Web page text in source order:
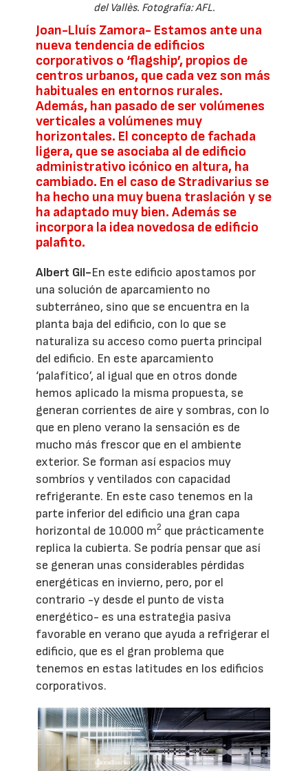
del Vallès. Fotografía: AFL.
Joan-Lluís Zamora- Estamos ante una
nueva tendencia de edificios
corporativos o ‘flagship’, propios de
centros urbanos, que cada vez son más
habituales en entornos rurales.
Además, han pasado de ser volúmenes
verticales a volúmenes muy
horizontales. El concepto de fachada
ligera, que se asociaba al de edificio
administrativo icónico en altura, ha
cambiado. En el caso de Stradivarius se
ha hecho una muy buena traslación y se
ha adaptado muy bien. Además se
incorpora la idea novedosa de edificio
palafito.
Albert Gil-En este edificio apostamos por
una solución de aparcamiento no
subterráneo, sino que se encuentra en la
planta baja del edificio, con lo que se
naturaliza su acceso como puerta principal
del edificio. En este aparcamiento
‘palafítico’, al igual que en otros donde
hemos aplicado la misma propuesta, se
generan corrientes de aire y sombras, con lo
que en pleno verano la sensación es de
mucho más frescor que en el ambiente
exterior. Se forman así espacios muy
sombríos y ventilados con capacidad
refrigerante. En este caso tenemos en la
parte inferior del edificio una gran capa
horizontal de 10.000 m2 que prácticamente
replica la cubierta. Se podría pensar que así
se generan unas considerables pérdidas
energéticas en invierno, pero, por el
contrario -y desde el punto de vista
energético- es una estrategia pasiva
favorable en verano que ayuda a refrigerar el
edificio, que es el gran problema que
tenemos en estas latitudes en los edificios
corporativos.